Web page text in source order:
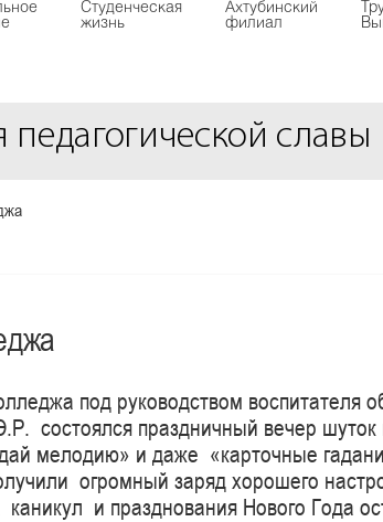
Студенческая
жизнь
Ахтубинский
филиал
педагогической славы
под руководством воспитателя
состоялся праздничный вечер
мелодию» и даже «карточные
огромный заряд хорошего
и празднования Нового Года